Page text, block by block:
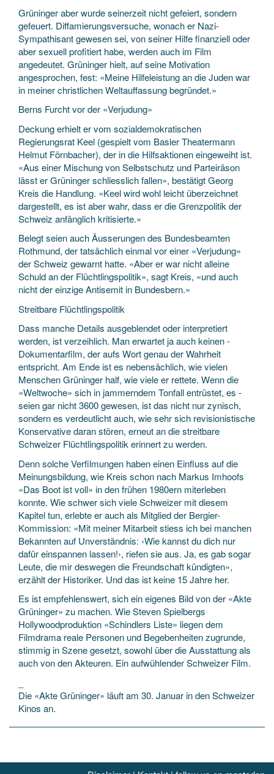
Grüninger aber wurde seinerzeit nicht gefeiert, sondern
gefeuert. Diffamierungsversuche, wonach er Nazi-
Sympathisant gewesen sei, von seiner ­Hilfe finanziell oder
aber sexuell profitiert habe, werden auch im Film
angedeutet. Grüninger hielt, auf seine Motivation
angesprochen, fest: «Meine Hilfeleistung an die Juden war
in meiner christlichen Weltauffassung begründet.»
Berns Furcht vor der «Verjudung»
Deckung erhielt er vom sozialdemokratischen
Regierungsrat Keel (gespielt vom Basler Theatermann
Helmut Förnbacher), der in die Hilfsaktionen eingeweiht ist.
«Aus ­einer Mischung von Selbstschutz und Parteiräson
lässt er Grüninger schliesslich fallen», bestätigt Georg
Kreis die Handlung. «Keel wird wohl leicht überzeichnet
dargestellt, es ist aber wahr, dass er die Grenzpolitik der
Schweiz anfänglich kritisierte.»
Belegt seien auch Äusserungen des Bundesbeamten
Rothmund, der tatsächlich einmal vor einer «Verjudung»
der Schweiz gewarnt hatte. «Aber er war nicht alleine
Schuld an der Flüchtlingspolitik», sagt Kreis, «und auch
nicht der einzige Antisemit in Bundesbern.»
Streitbare Flüchtlingspolitik
Dass manche Details ausgeblendet oder interpretiert
werden, ist verzeihlich. Man erwartet ja auch keinen ­
Dokumentarfilm, der aufs Wort genau der Wahrheit
entspricht. Am Ende ist es nebensächlich, wie vielen
Menschen Grüninger half, wie viele er rettete. Wenn die
«Weltwoche» sich in jammerndem Tonfall entrüstet, es ­
seien gar nicht 3600 gewesen, ist das nicht nur zynisch,
sondern es verdeutlicht auch, wie sehr sich revisionistische
Konservative daran stören, erneut an die streitbare
Schweizer Flüchtlingspolitik erinnert zu werden.
Denn solche Verfilmungen haben einen Einfluss auf die
Meinungsbildung, wie Kreis schon nach Markus Imhoofs
«Das Boot ist voll» in den frühen 1980ern miterleben
konnte. Wie schwer sich viele Schweizer mit diesem
Kapitel tun, erlebte er auch als Mitglied der Bergier-
Kommission: «Mit meiner Mitarbeit stiess ich bei manchen
Bekannten auf Unverständnis: ‹Wie kannst du dich nur
dafür einspannen lassen!›, riefen sie aus. Ja, es gab sogar
Leute, die mir deswegen die Freundschaft kündigten»,
erzählt der Historiker. Und das ist keine 15 Jahre her.
Es ist empfehlenswert, sich ein eigenes Bild von der «Akte
Grüninger» zu machen. Wie Steven Spielbergs
Hollywoodproduktion «Schindlers Liste» liegen dem
Filmdrama reale Personen und Begebenheiten zugrunde,
stimmig in Szene gesetzt, sowohl über die Ausstattung als
auch von den Akteuren. Ein aufwühlender Schweizer Film.
Die «Akte Grüninger» läuft am 30. Januar in den Schweizer
Kinos an.